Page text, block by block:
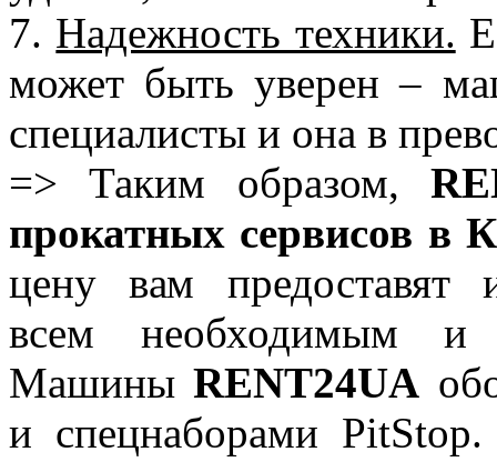
7. Надежность техники.
может быть уверен –
специалисты и она в
=> Таким образом,
прокатных сервисов в
цену вам предоставят
всем необходимым и
МашиныRENT24UA
и спецнаборами